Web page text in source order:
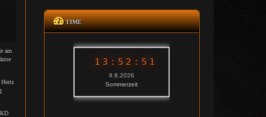
am
TIME